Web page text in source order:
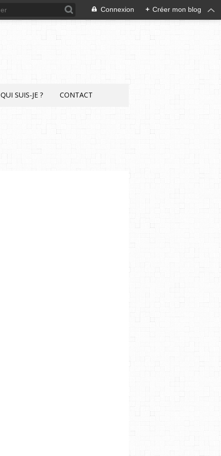
Connexion + Créer mon blog
QUI SUIS-JE ? CONTACT